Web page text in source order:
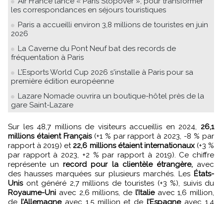
les correspondances en séjours touristiques
Paris a accueilli environ 3,8 millions de touristes en juin
2026
La Caverne du Pont Neuf bat des records de
fréquentation à Paris
L’Esports World Cup 2026 s'installe à Paris pour sa
première édition européenne
Lazare Nomade ouvrira un boutique-hôtel près de la
gare Saint-Lazare
Sur les 48,7 millions de visiteurs accueillis en 2024, 26,1
millions étaient Français(+1 % par rapport à 2023, -8 % par
rapport à 2019) et 22,6 millions étaient internationaux(+3 %
par rapport à 2023, +2 % par rapport à 2019). Ce chiffre
représente unrecord pour la clientèle étrangère, avec
des hausses marquées sur plusieurs marchés. Les États-
Unisont généré 2,7 millions de touristes (+3 %), suivis du
Royaume-Uni avec 2,6 millions, de l’Italie avec 1,6 million,
de l’Allemagne avec 1,5 million et del’Espagne avec 1,4